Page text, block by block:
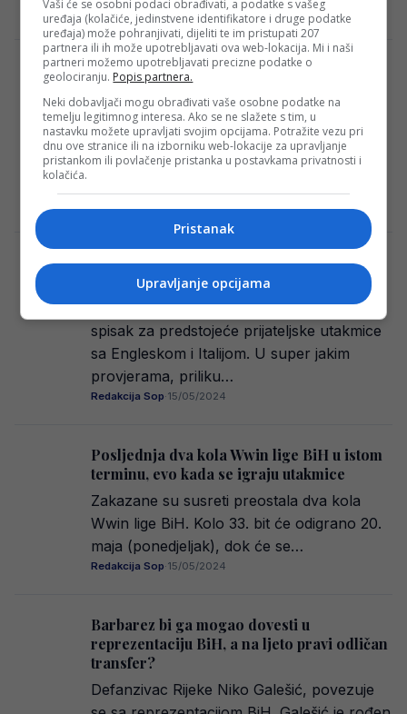
Redakcija Sop·15/05/2024
Svima dobro poznato ime preuzima
Bolognu i vodi je u Ligi prvaka!
Fudbalski klub Bologna vjerojatno će ostati
bez trenera jer je Thiago Motta navodno
dogovorio sve uvjete s Juventusom. Iako
Barbarez poslao poziv fudbaleru
banjalučkog Borca
Sergej Barbarez sutra će zvanično objaviti
spisak za predstojeće prijateljske utakmice
sa Engleskom i Italijom. U super jakim
provjerama, priliku…
Redakcija Sop·15/05/2024
Posljednja dva kola Wwin lige BiH u istom
terminu, evo kada se igraju utakmice
Zakazane su susreti preostala dva kola
Wwin lige BiH. Kolo 33. bit će odigrano 20.
maja (ponedjeljak), dok će se…
Redakcija Sop·15/05/2024
Barbarez bi ga mogao dovesti u
reprezentaciju BiH, a na ljeto pravi odličan
transfer?
Defanzivac Rijeke Niko Galešić, povezuje
Vaši će se osobni podaci obrađivati, a podatke s vašeg
uređaja (kolačiće, jedinstvene identifikatore i druge podatke
uređaja) može pohranjivati, dijeliti te im pristupati 207
partnera ili ih može upotrebljavati ova web-lokacija. Mi i naši
partneri možemo upotrebljavati precizne podatke o
geolociranju. Popis partnera.
Neki dobavljači mogu obrađivati vaše osobne podatke na
temelju legitimnog interesa. Ako se ne slažete s tim, u
nastavku možete upravljati svojim opcijama. Potražite vezu pri
dnu ove stranice ili na izborniku web-lokacije za upravljanje
pristankom ili povlačenje pristanka u postavkama privatnosti i
kolačića.
Pristanak
Upravljanje opcijama